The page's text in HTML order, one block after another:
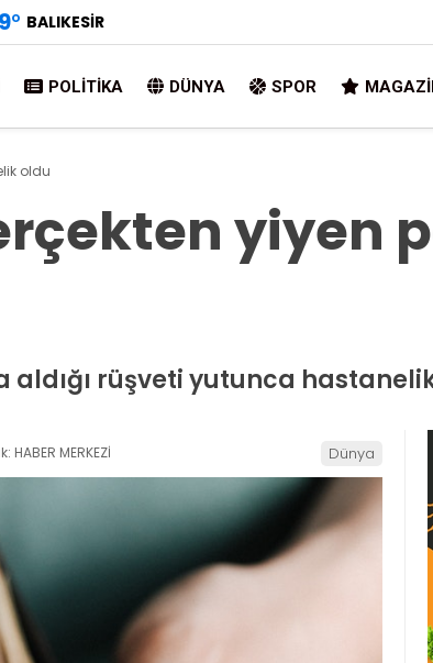
° BALIKESIR
POLITIKA DÜNYA SPOR
oldu
yiyen
rüşveti yutunca
HABER MERKEZİ Dünya